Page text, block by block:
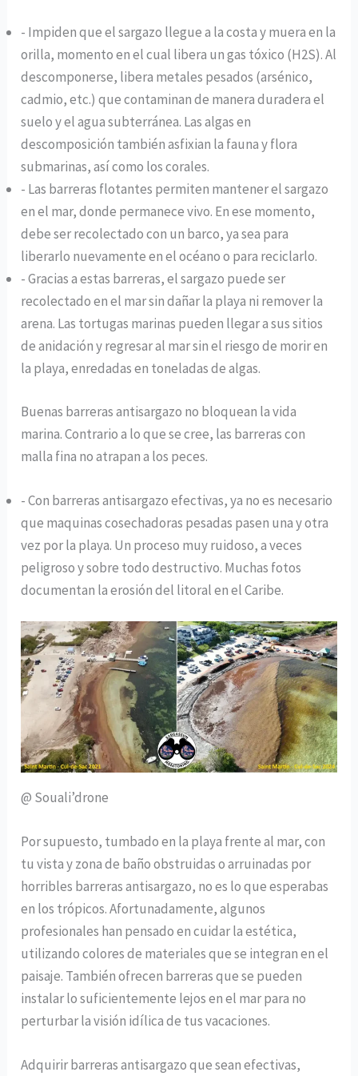
- Impiden que el sargazo llegue a la costa y muera en la
orilla, momento en el cual libera un gas tóxico (H2S). Al
descomponerse, libera metales pesados (arsénico,
cadmio, etc.) que contaminan de manera duradera el
suelo y el agua subterránea. Las algas en
descomposición también asfixian la fauna y flora
submarinas, así como los corales.
- Las barreras flotantes permiten mantener el sargazo
en el mar, donde permanece vivo. En ese momento,
debe ser recolectado con un barco, ya sea para
liberarlo nuevamente en el océano o para reciclarlo.
- Gracias a estas barreras, el sargazo puede ser
recolectado en el mar sin dañar la playa ni remover la
arena. Las tortugas marinas pueden llegar a sus sitios
de anidación y regresar al mar sin el riesgo de morir en
la playa, enredadas en toneladas de algas.
Buenas barreras antisargazo no bloquean la vida
marina. Contrario a lo que se cree, las barreras con
malla fina no atrapan a los peces.
- Con barreras antisargazo efectivas, ya no es necesario
que maquinas cosechadoras pesadas pasen una y otra
vez por la playa. Un proceso muy ruidoso, a veces
peligroso y sobre todo destructivo. Muchas fotos
documentan la erosión del litoral en el Caribe.
@ Souali’drone
Por supuesto, tumbado en la playa frente al mar, con
tu vista y zona de baño obstruidas o arruinadas por
horribles barreras antisargazo, no es lo que esperabas
en los trópicos. Afortunadamente, algunos
profesionales han pensado en cuidar la estética,
utilizando colores de materiales que se integran en el
paisaje. También ofrecen barreras que se pueden
instalar lo suficientemente lejos en el mar para no
perturbar la visión idílica de tus vacaciones.
Adquirir barreras antisargazo que sean efectivas,